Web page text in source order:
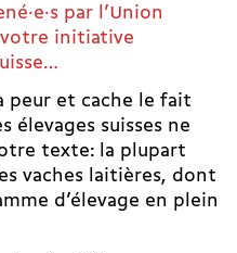
par l’Union
votre initiative
peur et cache le fait
élevages suisses ne
texte: la plupart
vaches laitières, dont
d’élevage en plein